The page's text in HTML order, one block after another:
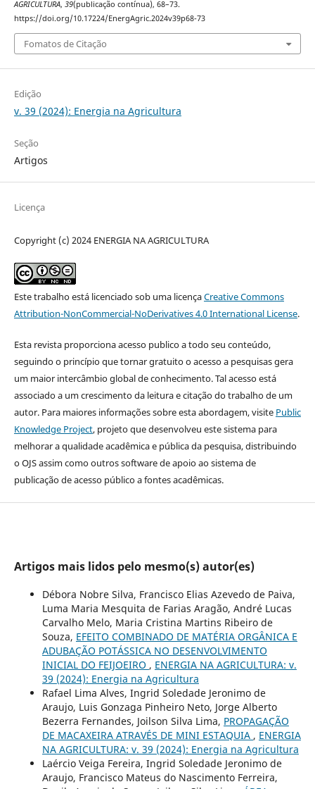
AGRICULTURA, 39(publicação contínua), 68–73.
https://doi.org/10.17224/EnergAgric.2024v39p68-73
Fomatos de Citação
Edição
v. 39 (2024): Energia na Agricultura
Seção
Artigos
Licença
Copyright (c) 2024 ENERGIA NA AGRICULTURA
Este trabalho está licenciado sob uma licençaCreative Commons
Attribution-NonCommercial-NoDerivatives 4.0 International License.
Esta revista proporciona acesso publico a todo seu conteúdo,
seguindo o princípio que tornar gratuito o acesso a pesquisas gera
um maior intercâmbio global de conhecimento. Tal acesso está
associado a um crescimento da leitura e citação do trabalho de um
autor. Para maiores informações sobre esta abordagem, visite Public
Knowledge Project, projeto que desenvolveu este sistema para
melhorar a qualidade acadêmica e pública da pesquisa, distribuindo
o OJS assim como outros software de apoio ao sistema de
publicação de acesso público a fontes acadêmicas.
Artigos mais lidos pelo mesmo(s) autor(es)
Débora Nobre Silva, Francisco Elias Azevedo de Paiva,
Luma Maria Mesquita de Farias Aragão, André Lucas
Carvalho Melo, Maria Cristina Martins Ribeiro de
Souza, EFEITO COMBINADO DE MATÉRIA ORGÂNICA E
ADUBAÇÃO POTÁSSICA NO DESENVOLVIMENTO
INICIAL DO FEIJOEIRO , ENERGIA NA AGRICULTURA: v.
39 (2024): Energia na Agricultura
Rafael Lima Alves, Ingrid Soledade Jeronimo de
Araujo, Luis Gonzaga Pinheiro Neto, Jorge Alberto
Bezerra Fernandes, Joilson Silva Lima, PROPAGAÇÃO
DE MACAXEIRA ATRAVÉS DE MINI ESTAQUIA , ENERGIA
NA AGRICULTURA: v. 39 (2024): Energia na Agricultura
Laércio Veiga Fereira, Ingrid Soledade Jeronimo de
Araujo, Francisco Mateus do Nascimento Ferreira,